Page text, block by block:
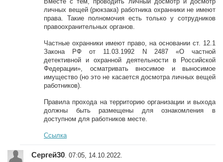
личных вещей (рюкзака) работника охранники не имеют
права. Такие полномочия есть только у сотрудников
правоохранительных органов.
Частные охранники имеют право, на основании ст. 12.1
Закона РФ от 11.03.1992 N 2487 «О частной
детективной и охранной деятельности в Российской
Федерации», осматривать вносимое и выносимое
имущество (но это не касается досмотра личных вещей
работников).
Правила прохода на территорию организации и выхода
должны быть размещены для ознакомления в
доступном для работников месте.
Ссылка
Сергей30 . 07:05, 14.10.2022.